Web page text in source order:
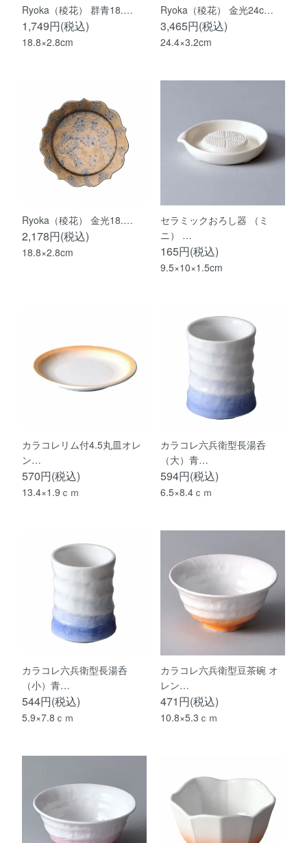
Ryoka（稜花） 群青18.…
1,749円(税込)
18.8×2.8cm
Ryoka（稜花） 金光24c…
3,465円(税込)
24.4×3.2cm
Ryoka（稜花） 金光18.…
2,178円(税込)
18.8×2.8cm
セラミックおろし器 （ミ
ニ） …
165円(税込)
9.5×10×1.5cm
カラコレリム付4.5丸皿オレ
ン…
570円(税込)
13.4×1.9ｃｍ
カラコレ六兵衛型長湯呑
（大）青…
594円(税込)
6.5×8.4ｃｍ
カラコレ六兵衛型長湯呑
（小）青…
544円(税込)
5.9×7.8ｃｍ
カラコレ六兵衛型豆茶碗 オ
レン…
471円(税込)
10.8×5.3ｃｍ